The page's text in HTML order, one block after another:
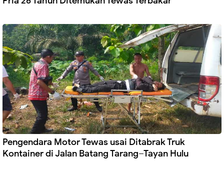
Pengendara Motor Tewas usai Ditabrak Truk
Kontainer di Jalan Batang Tarang–Tayan Hulu